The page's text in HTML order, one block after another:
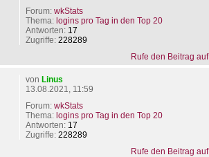
Forum: wkStats
Thema: logins pro Tag in den Top 20
Antworten: 17
Zugriffe: 228289
Rufe den Beitrag auf
von Linus
13.08.2021, 11:59
Forum: wkStats
Thema: logins pro Tag in den Top 20
Antworten: 17
Zugriffe: 228289
Rufe den Beitrag auf